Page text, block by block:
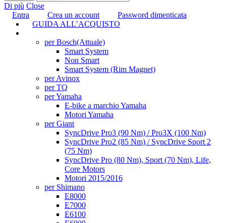
Di più Close
Entra
Crea un account
Password dimenticata
GUIDA ALL’ACQUISTO
per Bosch(Attuale)
Smart System
Non Smart
Smart System (Rim Magnet)
per Avinox
per TQ
per Yamaha
E-bike a marchio Yamaha
Motori Yamaha
per Giant
SyncDrive Pro3 (90 Nm) / Pro3X (100 Nm)
SyncDrive Pro2 (85 Nm) / SyncDrive Sport 2
(75 Nm)
SyncDrive Pro (80 Nm), Sport (70 Nm), Life,
Core Motors
Motori 2015/2016
per Shimano
E8000
E7000
E6100